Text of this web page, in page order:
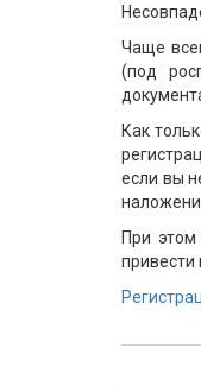
Чаще
(под
Как
если вы
При
привести